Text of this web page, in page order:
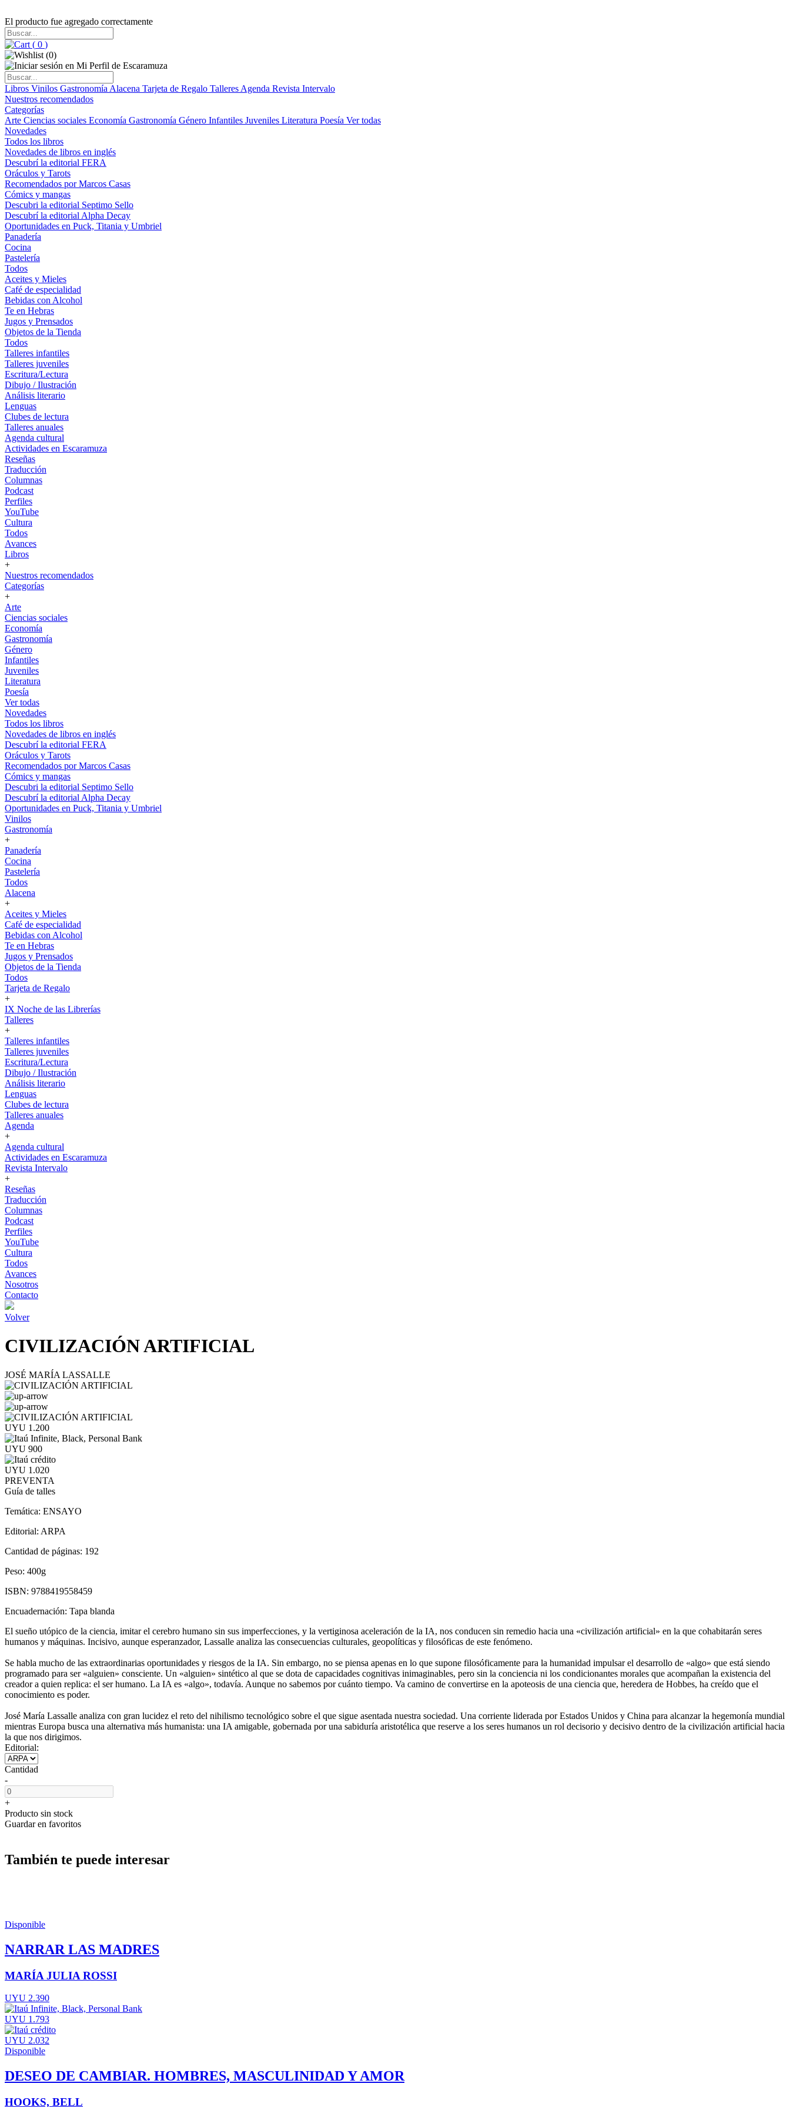
El producto fue agregado correctamente
( 0 )
(0)
Libros Vinilos Gastronomía Alacena Tarjeta de Regalo Talleres Agenda Revista Intervalo
Nuestros recomendados
Categorías
Arte Ciencias sociales Economía Gastronomía Género Infantiles Juveniles Literatura Poesía Ver todas
Novedades
Todos los libros
Novedades de libros en inglés
Descubrí la editorial FERA
Oráculos y Tarots
Recomendados por Marcos Casas
Cómics y mangas
Descubri la editorial Septimo Sello
Descubrí la editorial Alpha Decay
Oportunidades en Puck, Titania y Umbriel
Panadería
Cocina
Pastelería
Todos
Aceites y Mieles
Café de especialidad
Bebidas con Alcohol
Te en Hebras
Jugos y Prensados
Objetos de la Tienda
Todos
Talleres infantiles
Talleres juveniles
Escritura/Lectura
Dibujo / Ilustración
Análisis literario
Lenguas
Clubes de lectura
Talleres anuales
Agenda cultural
Actividades en Escaramuza
Reseñas
Traducción
Columnas
Podcast
Perfiles
YouTube
Cultura
Todos
Avances
Libros
+
Nuestros recomendados
Categorías
+
Arte
Ciencias sociales
Economía
Gastronomía
Género
Infantiles
Juveniles
Literatura
Poesía
Ver todas
Novedades
Todos los libros
Novedades de libros en inglés
Descubrí la editorial FERA
Oráculos y Tarots
Recomendados por Marcos Casas
Cómics y mangas
Descubri la editorial Septimo Sello
Descubrí la editorial Alpha Decay
Oportunidades en Puck, Titania y Umbriel
Vinilos
Gastronomía
+
Panadería
Cocina
Pastelería
Todos
Alacena
+
Aceites y Mieles
Café de especialidad
Bebidas con Alcohol
Te en Hebras
Jugos y Prensados
Objetos de la Tienda
Todos
Tarjeta de Regalo
+
IX Noche de las Librerías
Talleres
+
Talleres infantiles
Talleres juveniles
Escritura/Lectura
Dibujo / Ilustración
Análisis literario
Lenguas
Clubes de lectura
Talleres anuales
Agenda
+
Agenda cultural
Actividades en Escaramuza
Revista Intervalo
+
Reseñas
Traducción
Columnas
Podcast
Perfiles
YouTube
Cultura
Todos
Avances
Nosotros
Contacto
Volver
CIVILIZACIÓN ARTIFICIAL
JOSÉ MARÍA LASSALLE
UYU 1.200
UYU 900
UYU 1.020
PREVENTA
Guía de talles
Temática: ENSAYO
Editorial: ARPA
Cantidad de páginas: 192
Peso: 400g
ISBN: 9788419558459
Encuadernación: Tapa blanda
El sueño utópico de la ciencia, imitar el cerebro humano sin sus imperfecciones, y la vertiginosa aceleración de la IA, nos conducen sin remedio hacia una «civilización artificial» en la que cohabitarán seres
humanos y máquinas. Incisivo, aunque esperanzador, Lassalle analiza las consecuencias culturales, geopolíticas y filosóficas de este fenómeno.
Se habla mucho de las extraordinarias oportunidades y riesgos de la IA. Sin embargo, no se piensa apenas en lo que supone filosóficamente para la humanidad impulsar el desarrollo de «algo» que está siendo
programado para ser «alguien» consciente. Un «alguien» sintético al que se dota de capacidades cognitivas inimaginables, pero sin la conciencia ni los condicionantes morales que acompañan la existencia del
creador a quien replica: el ser humano. La IA es «algo», todavía. Aunque no sabemos por cuánto tiempo. Va camino de convertirse en la apoteosis de una ciencia que, heredera de Hobbes, ha creído que el
conocimiento es poder.
José María Lassalle analiza con gran lucidez el reto del nihilismo tecnológico sobre el que sigue asentada nuestra sociedad. Una corriente liderada por Estados Unidos y China para alcanzar la hegemonía mundial
mientras Europa busca una alternativa más humanista: una IA amigable, gobernada por una sabiduría aristotélica que reserve a los seres humanos un rol decisorio y decisivo dentro de la civilización artificial hacia
la que nos dirigimos.
Editorial:
Cantidad
-
+
Producto sin stock
Guardar en favoritos
También te puede interesar
Disponible
NARRAR LAS MADRES
MARÍA JULIA ROSSI
UYU 2.390
UYU 1.793
UYU 2.032
Disponible
DESEO DE CAMBIAR. HOMBRES, MASCULINIDAD Y AMOR
HOOKS, BELL